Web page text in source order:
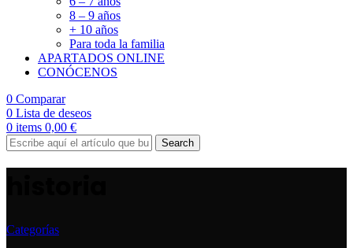
8 – 9 años
+ 10 años
Para toda la familia
APARTADOS ONLINE
CONÓCENOS
0 Comparar
0 Lista de deseos
0 items 0,00 €
Search
Categorías